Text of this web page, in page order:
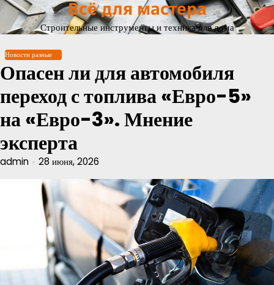
Перейти
содержимому
Всё для мастера
Строительные инструменты и техника для дома
Новости разные
Опасен ли для автомобиля
переход с топлива «Евро-5»
на «Евро-3». Мнение
эксперта
admin 28 июня, 2026